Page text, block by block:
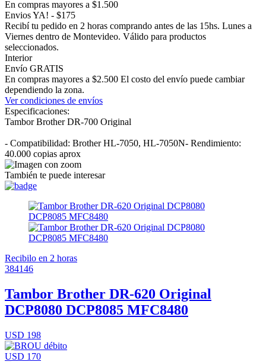
En compras mayores a $1.500
Envios YA! - $175
Recibí tu pedido en 2 horas comprando antes de las 15hs. Lunes a
Viernes dentro de Montevideo. Válido para productos
seleccionados.
Interior
Envío GRATIS
En compras mayores a $2.500 El costo del envío puede cambiar
dependiendo la zona.
Ver condiciones de envíos
Especificaciones:
Tambor Brother DR-700 Original
- Compatibilidad: Brother HL-7050, HL-7050N- Rendimiento:
40.000 copias aprox
También te puede interesar
Recibilo en 2 horas
384146
Tambor Brother DR-620 Original
DCP8080 DCP8085 MFC8480
USD 198
USD 170